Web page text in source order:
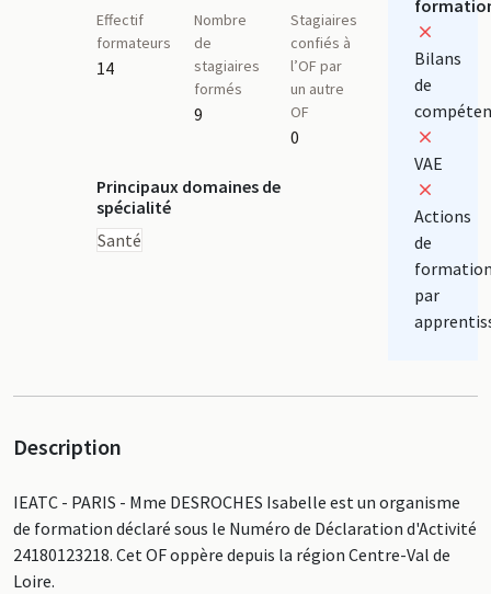
Effectif
formateurs
14
Nombre
de
stagiaires
formés
9
Stagiaires
confiés à
l’OF par
un autre
OF
0
Principaux domaines de
spécialité
Santé
Bilans
de
VAE
Actions
de
par
Description
IEATC - PARIS - Mme DESROCHES Isabelle est un organisme
de formation déclaré sous le Numéro de Déclaration d'Activité
24180123218. Cet OF oppère depuis la région Centre-Val de
Loire.